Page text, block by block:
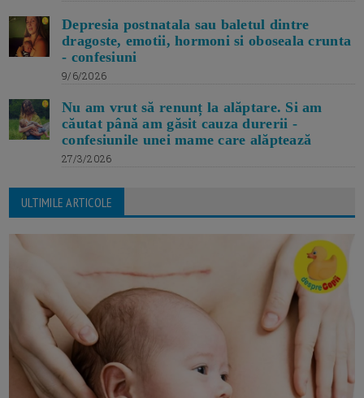
Depresia postnatala sau baletul dintre
dragoste, emotii, hormoni si oboseala crunta
- confesiuni
9/6/2026
Nu am vrut să renunț la alăptare. Si am
căutat până am găsit cauza durerii -
confesiunile unei mame care alăptează
27/3/2026
ULTIMILE ARTICOLE